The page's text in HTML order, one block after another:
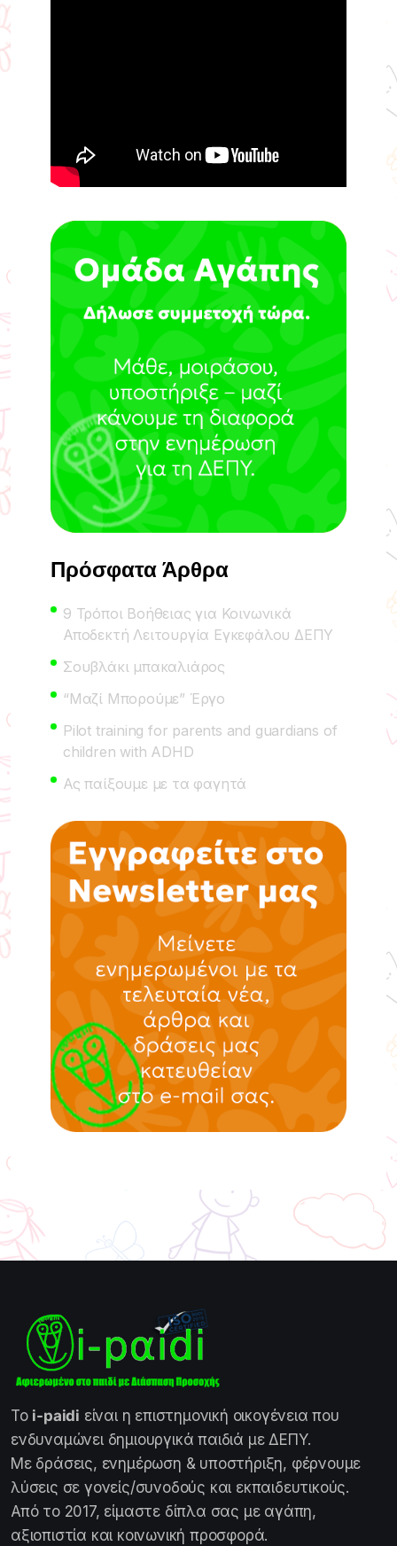
Πρόσφατα Άρθρα
9 Τρόποι Βοήθειας για Κοινωνικά
Αποδεκτή Λειτουργία Εγκεφάλου ΔΕΠΥ
Σουβλάκι μπακαλιάρος
“Μαζί Μπορούμε” Έργο
Pilot training for parents and guardians of
children with ADHD
Ας παίξουμε με τα φαγητά
Το i-paidi είναι η επιστημονική οικογένεια που
ενδυναμώνει δημιουργικά παιδιά με ΔΕΠΥ.
Με δράσεις, ενημέρωση & υποστήριξη, φέρνουμε
λύσεις σε γονείς/συνοδούς και εκπαιδευτικούς.
Από το 2017, είμαστε δίπλα σας με αγάπη,
αξιοπιστία και κοινωνική προσφορά.